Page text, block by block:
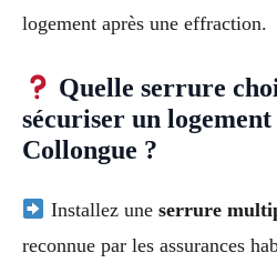
logement après une effraction.
Quelle serrure
sécuriser un
Collongue ?
Installez une serrure
reconnue par les assurances